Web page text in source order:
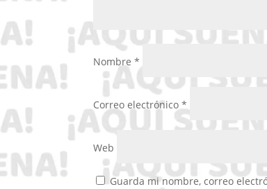
Nombre*
Correo electrónico*
Web
Guarda mi nombre, correo